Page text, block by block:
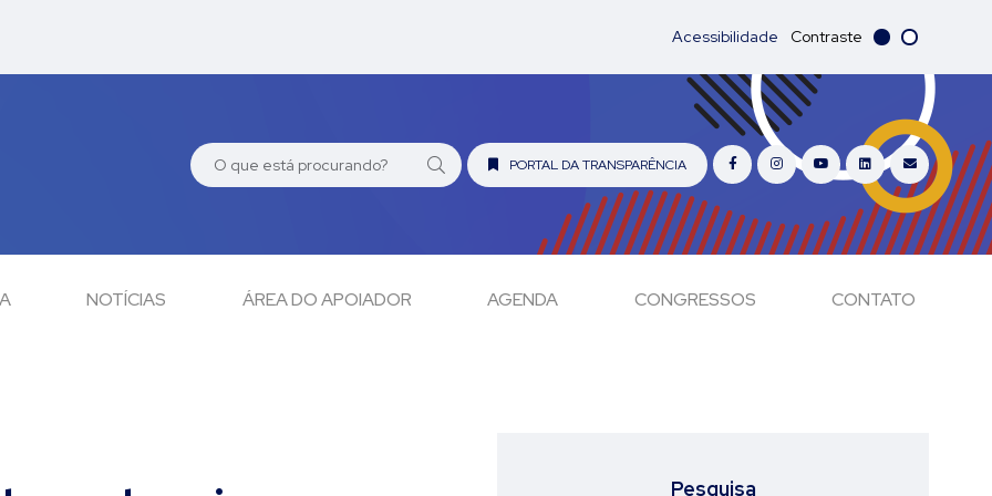
Acessibilidade Contraste
PORTAL DA TRANSPARÊNCIA
NOTÍCIAS ÁREA DO APOIADOR AGENDA CONGRESSOS CONTATO
Pesquisa